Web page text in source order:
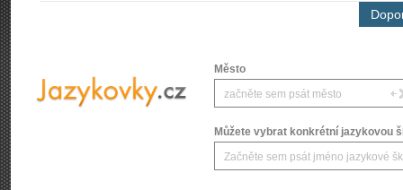
Město
Můžete vybrat konkrétní jazykovou